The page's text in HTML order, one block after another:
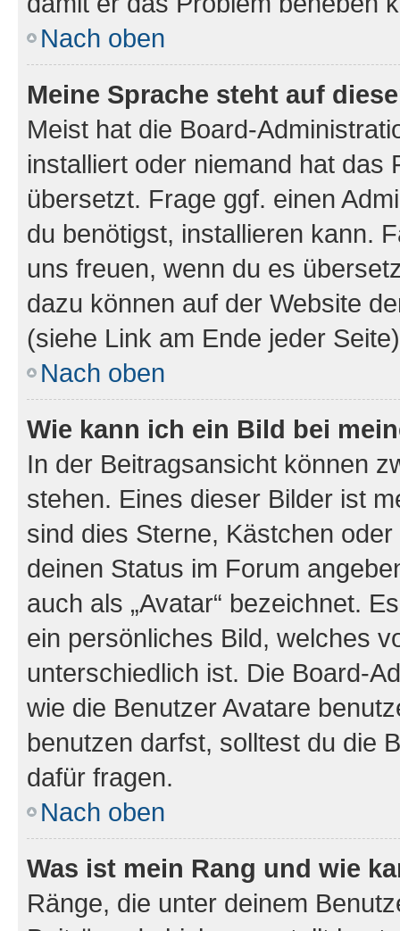
Nach oben
Meine Sprache steht auf
Meist hat die Board-
installiert oder niemand hat das
übersetzt. Frage ggf. einen
du benötigst, installieren kann.
uns freuen, wenn du es
dazu können auf der Website
(siehe Link am Ende jeder
Nach oben
Wie kann ich ein Bild bei
In der Beitragsansicht können
stehen. Eines dieser Bilder ist
sind dies Sterne, Kästchen
deinen Status im Forum
auch als „Avatar“ bezeichnet.
ein persönliches Bild, welches
unterschiedlich ist. Die Board-
wie die Benutzer Avatare
benutzen darfst, solltest du die
dafür fragen.
Nach oben
Was ist mein Rang und wie
Ränge, die unter deinem